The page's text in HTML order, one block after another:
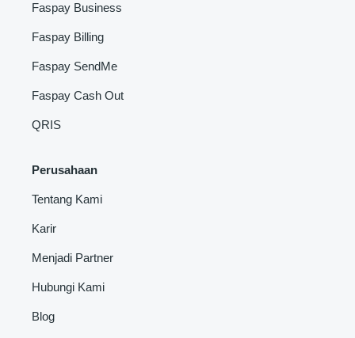
Faspay Business
Faspay Billing
Faspay SendMe
Faspay Cash Out
QRIS
Perusahaan
Tentang Kami
Karir
Menjadi Partner
Hubungi Kami
Blog